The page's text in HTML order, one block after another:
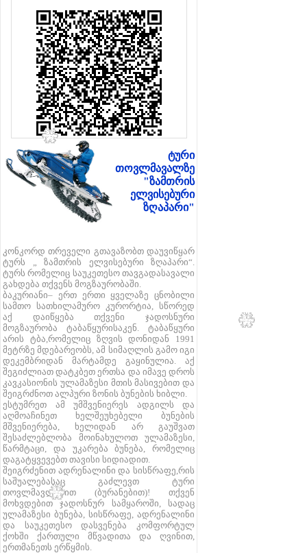
ტური
თოვლმავალზე
"ზამთრის
ელვისებური
ზღაპარი"
კონკორდ თრეველი გთავაზობთ დაუვიწყარ
ტურს „ ზამთრის ელვისებური ზღაპარი“.
ტურს რომელიც საუკეთესო თავგადასავალი
გახდება თქვენს მოგზაურობაში.
ბაკურიანი– ერთ ერთი ყველაზე ცნობილი
სამთო სათხილამურო კურორტია, სწორედ
აქ დაიწყება თქვენი ჯადოსნური
მოგზაურობა ტაბაწყურისაკენ. ტაბაწყური
არის ტბა,რომელიც ზღვის დონიდან 1991
მეტრზე მდებარეობს, ამ სიმაღლის გამო იგი
დეკემბრიდან მარტამდე გაყინულია. აქ
შეგიძლიათ დატკბეთ ერთსა და იმავე დროს
კავკასიონის ულამაზესი მთის მასივებით და
შეიგრძნოთ ალპური ზონის ბუნების ხიბლი.
ესტუმრეთ ამ უმშვენიერეს ადგილს და
აღმოაჩინეთ ხელშეუხებელი ბუნების
მშვენიერება, ხელიდან არ გაუშვათ
შესაძლებლობა მოინახულოთ ულამაზესი,
წარმტაცი, და უკარება ბუნება, რომელიც
დაგატყვევებთ თავისი სიდიადით.
შეიგრძენით ადრენალინი და სისწრაფე,რის
საშუალებასაც გაძლევთ ტური
თოვლმავლებით (ბურანებით)! თქვენ
მოხვდებით ჯადოსნურ სამყაროში, სადაც
ულამაზესი ბუნება, სისწრაფე, ადრენალინი
და საუკეთესო დასვენება კომფორტულ
ქოხში ქართული მწვადითა და ღვინით,
ერთმანეთს ერწყმის.